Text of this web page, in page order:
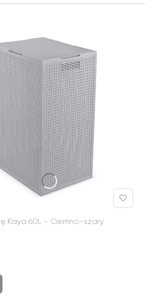
Kaya 60L - Ciemno-szary